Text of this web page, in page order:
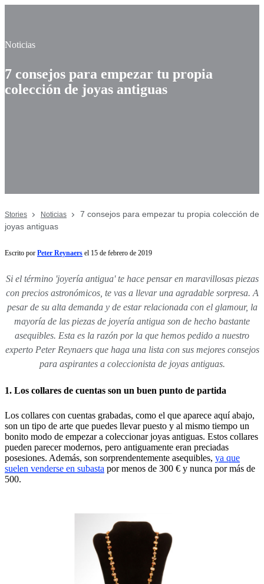
Noticias
7 consejos para empezar tu propia
colección de joyas antiguas
Stories Noticias
7 consejos para empezar tu propia colección de
joyas antiguas
Escrito por Peter Reynaers el 15 de febrero de 2019
Si el término 'joyería antigua' te hace pensar en maravillosas piezas
con precios astronómicos, te vas a llevar una agradable sorpresa. A
pesar de su alta demanda y de estar relacionada con el glamour, la
mayoría de las piezas de joyería antigua son de hecho bastante
asequibles. Esta es la razón por la que hemos pedido a nuestro
experto Peter Reynaers que haga una lista con sus mejores consejos
para aspirantes a coleccionista de joyas antiguas.
1. Los collares de cuentas son un buen punto de partida
Los collares con cuentas grabadas, como el que aparece aquí abajo,
son un tipo de arte que puedes llevar puesto y al mismo tiempo un
bonito modo de empezar a coleccionar joyas antiguas. Estos collares
pueden parecer modernos, pero antiguamente eran preciadas
posesiones. Además, son sorprendentemente asequibles, ya que
suelen venderse en subasta por menos de 300 € y nunca por más de
500.